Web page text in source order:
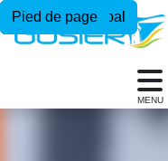
Menu principal
Contenu principal
Pied de page
MENU